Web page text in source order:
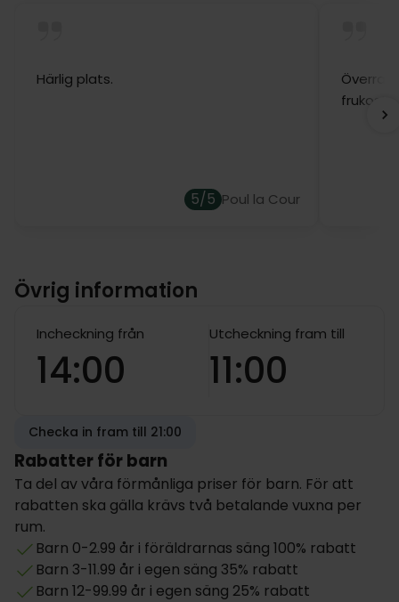
Härlig plats.
5/5 Poul la Cour
frukost
Övrig information
Incheckning från
14:00
Utcheckning fram till
11:00
Checka in fram till 21:00
Rabatter för barn
Ta del av våra förmånliga priser för barn. För att
rabatten ska gälla krävs två betalande vuxna per
rum.
Barn 0-2.99 år i föräldrarnas säng 100% rabatt
Barn 3-11.99 år i egen säng 35% rabatt
Barn 12-99.99 år i egen säng 25% rabatt